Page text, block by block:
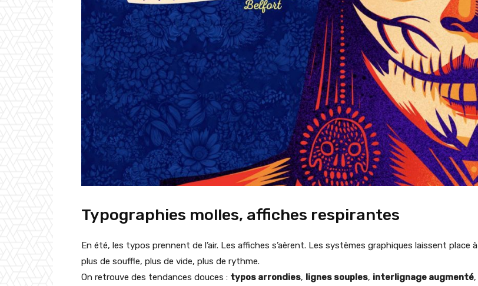
Typographies molles, affiches respirantes
En été, les typos prennent de l’air. Les affiches s’aèrent. Les systèmes graphiques laissent place à
plus de souffle, plus de vide, plus de rythme.
On retrouve des tendances douces : typos arrondies, lignes souples, interlignage augmenté,